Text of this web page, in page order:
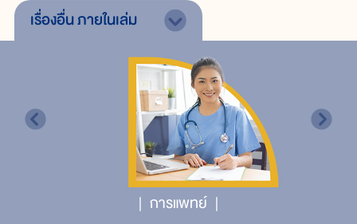
เรื่องอื่นภายในเล่ม
การแพทย์